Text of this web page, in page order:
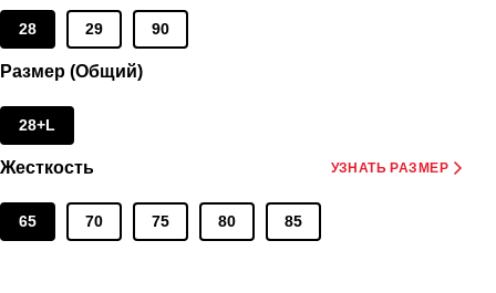
28 29 90
Размер (Общий)
28+L
Жесткость УЗНАТЬ РАЗМЕР
65 70 75 80 85